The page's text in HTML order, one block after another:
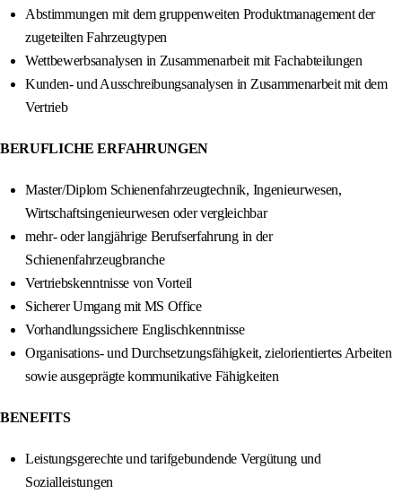
Abstimmungen mit dem gruppenweiten Produktmanagement der
zugeteilten Fahrzeugtypen
Wettbewerbsanalysen in Zusammenarbeit mit Fachabteilungen
Kunden- und Ausschreibungsanalysen in Zusammenarbeit mit dem
Vertrieb
BERUFLICHE ERFAHRUNGEN
Master/Diplom Schienenfahrzeugtechnik, Ingenieurwesen,
Wirtschaftsingenieurwesen oder vergleichbar
mehr- oder langjährige Berufserfahrung in der
Schienenfahrzeugbranche
Vertriebskenntnisse von Vorteil
Sicherer Umgang mit MS Office
Vorhandlungssichere Englischkenntnisse
Organisations- und Durchsetzungsfähigkeit, zielorientiertes Arbeiten
sowie ausgeprägte kommunikative Fähigkeiten
BENEFITS
Leistungsgerechte und tarifgebundende Vergütung und
Sozialleistungen